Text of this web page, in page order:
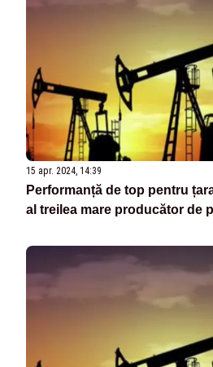
15 apr. 2024, 14:39
Performanță de top pentru
al treilea mare producător de